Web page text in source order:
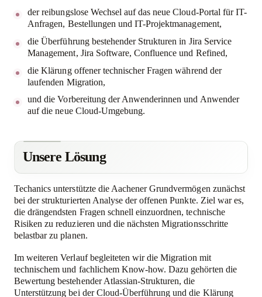
der reibungslose Wechsel auf das neue Cloud-Portal für IT-
Anfragen, Bestellungen und IT-Projektmanagement,
die Überführung bestehender Strukturen in Jira Service
Management, Jira Software, Confluence und Refined,
die Klärung offener technischer Fragen während der
laufenden Migration,
und die Vorbereitung der Anwenderinnen und Anwender
auf die neue Cloud-Umgebung.
Unsere Lösung
Techanics unterstützte die Aachener Grundvermögen zunächst
bei der strukturierten Analyse der offenen Punkte. Ziel war es,
die drängendsten Fragen schnell einzuordnen, technische
Risiken zu reduzieren und die nächsten Migrationsschritte
belastbar zu planen.
Im weiteren Verlauf begleiteten wir die Migration mit
technischem und fachlichem Know-how. Dazu gehörten die
Bewertung bestehender Atlassian-Strukturen, die
Unterstützung bei der Cloud-Überführung und die Klärung